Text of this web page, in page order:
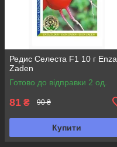
Редис Селеста F1 10 г Enza
Zaden
Готово до відправки 2 од.
81 ₴ 90 ₴
Купити